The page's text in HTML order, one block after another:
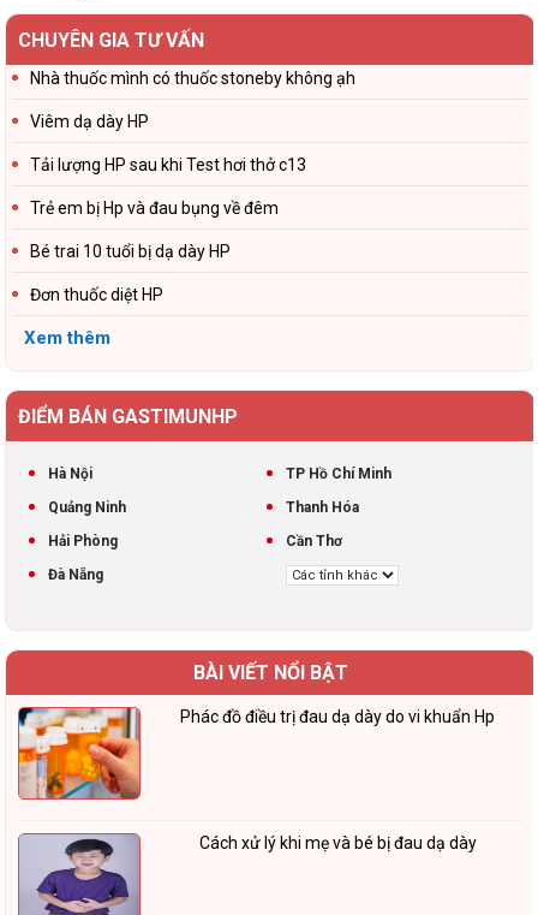
CHUYÊN GIA TƯ VẤN
Nhà thuốc mình có thuốc stoneby không ạh
Viêm dạ dày HP
Tải lượng HP sau khi Test hơi thở c13
Trẻ em bị Hp và đau bụng về đêm
Bé trai 10 tuổi bị dạ dày HP
Đơn thuốc diệt HP
Xem thêm
ĐIỂM BÁN GASTIMUNHP
Hà Nội
TP Hồ Chí Minh
Quảng Ninh
Thanh Hóa
Hải Phòng
Cần Thơ
Đà Nẵng
BÀI VIẾT NỔI BẬT
Phác đồ điều trị đau dạ dày do vi khuẩn Hp
Cách xử lý khi mẹ và bé bị đau dạ dày